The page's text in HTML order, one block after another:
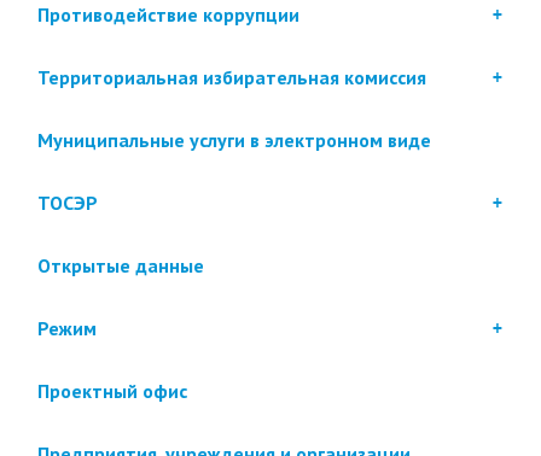
Противодействие коррупции
Территориальная избирательная комиссия
Муниципальные услуги в электронном виде
ТОСЭР
Открытые данные
Режим
Проектный офис